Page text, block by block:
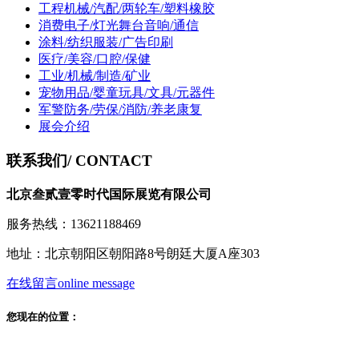
工程机械/汽配/两轮车/塑料橡胶
消费电子/灯光舞台音响/通信
涂料/纺织服装/广告印刷
医疗/美容/口腔/保健
工业/机械/制造/矿业
宠物用品/婴童玩具/文具/元器件
军警防务/劳保/消防/养老康复
展会介绍
联系我们/ CONTACT
北京叁贰壹零时代国际展览有限公司
服务热线：13621188469
地址：北京朝阳区朝阳路8号朗廷大厦A座303
在线留言online message
您现在的位置：